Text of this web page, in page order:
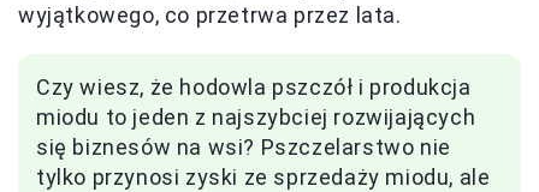
wyjątkowego, co przetrwa przez lata.
Czy wiesz, że hodowla pszczół i produkcja
miodu to jeden z najszybciej rozwijających
się biznesów na wsi? Pszczelarstwo nie
tylko przynosi zyski ze sprzedaży miodu, ale